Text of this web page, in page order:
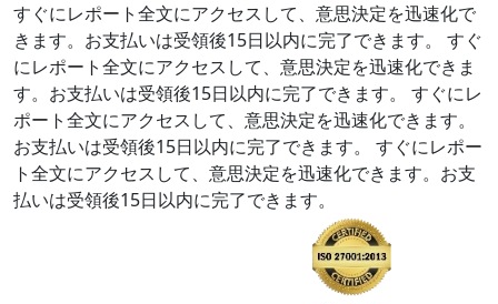
すぐにレポート全文にアクセスして、意思決定を迅速化で
きます。お支払いは受領後15日以内に完了できます。
すぐ
にレポート全文にアクセスして、意思決定を迅速化できま
す。お支払いは受領後15日以内に完了できます。
すぐにレ
ポート全文にアクセスして、意思決定を迅速化できます。
お支払いは受領後15日以内に完了できます。
すぐにレポー
ト全文にアクセスして、意思決定を迅速化できます。お支
払いは受領後15日以内に完了できます。